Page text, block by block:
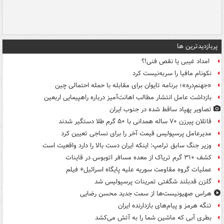
پربازدیدترین ها
امداد غیبی یا نقص فنی!؟
نکونام مافیا را سربه‌نیست کرد
«جهنم‌دره»؛ برنامه تایوان برای مقابله با حمله احتمالی چین
بازداشت عامل انتشار مطالب اهانت‌آمیز درباره راهپیمایی اربعین
تصاویر پهپاد ساقط شده در جنوب ایران
قاتلان پیرزن ۷۰ ساله همدانی با ۵۰ گرم طلا دستگیر شدند
مدیرعامل پرسپولیس قیمت آخر را برای نساجی تعیین کرد
وزیر جنگ سابق ترامپ: اینکه ایران دست بالا را دارد واقعیت است
کشف ۳۱۰ گرم تریاک از معده مسافر اتوبوس در قاینات
عملیات گروه مقاومت سوریه علیه پایگاه اسرائیل+ فیلم
گلزن قدبلند شگفتی تمرینات پرسپولیس شد
هراس صهیونیست‌ها از سمت جدید محسن رضایی
تنگه هرمز و پیام‌های بازدارنده ایران
بطری آبی که ماشین شما را به آتش می‌کشد